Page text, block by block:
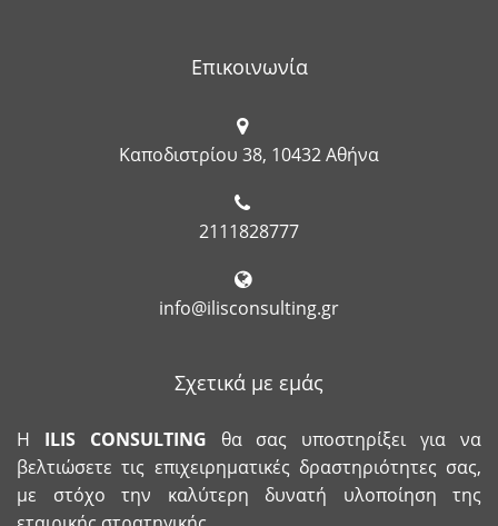
Επικοινωνία
Καποδιστρίου 38, 10432 Αθήνα
2111828777
info@ilisconsulting.gr
Σχετικά με εμάς
Η ILIS CONSULTING θα σας υποστηρίξει για να
βελτιώσετε τις επιχειρηματικές δραστηριότητες σας,
με στόχο την καλύτερη δυνατή υλοποίηση της